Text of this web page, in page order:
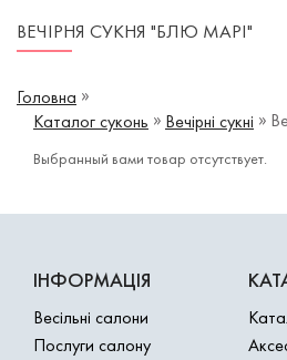
ВЕЧІРНЯ СУКНЯ "БЛЮ МАРІ"
Головна
Каталог суконь
Вечірні сукні
Выбранный вами товар отсутствует.
ІНФОРМАЦІЯ
Весільні салони
Послуги салону